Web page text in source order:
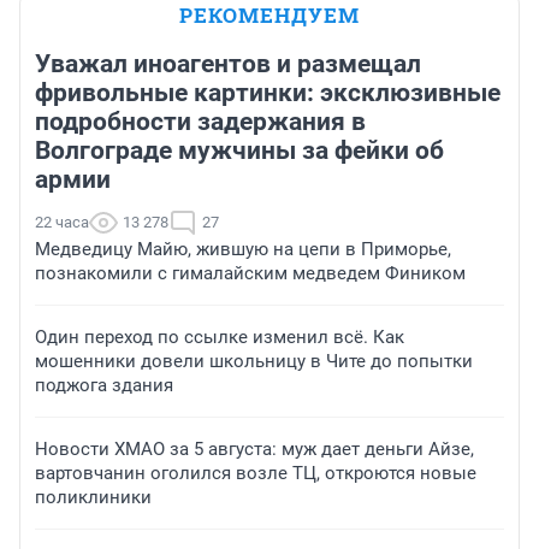
РЕКОМЕНДУЕМ
Уважал иноагентов и размещал
фривольные картинки: эксклюзивные
подробности задержания в
Волгограде мужчины за фейки об
армии
22 часа 13 278 27
Медведицу Майю, жившую на цепи в Приморье,
познакомили с гималайским медведем Фиником
Один переход по ссылке изменил всё. Как
мошенники довели школьницу в Чите до попытки
поджога здания
Новости ХМАО за 5 августа: муж дает деньги Айзе,
вартовчанин оголился возле ТЦ, откроются новые
поликлиники